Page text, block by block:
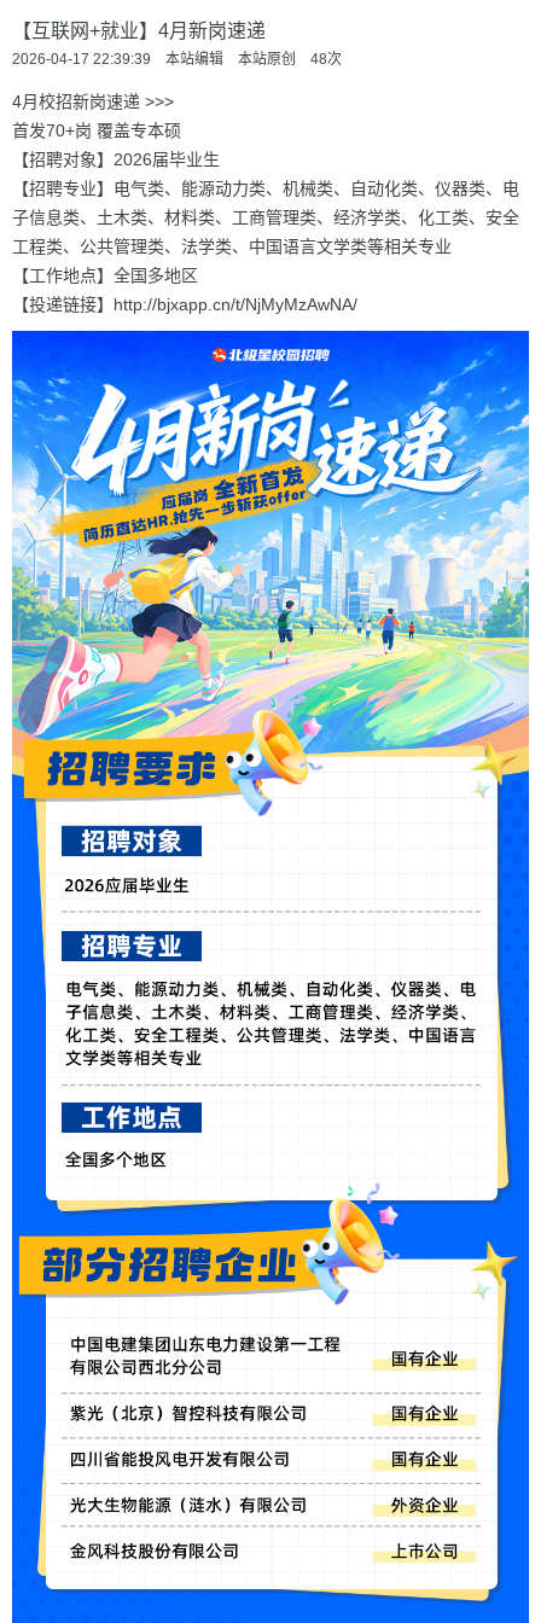
【互联网+就业】4月新岗速递
2026-04-17 22:39:39 本站编辑 本站原创 48次
4月校招新岗速递 >>>
首发70+岗 覆盖专本硕
【招聘对象】2026届毕业生
【招聘专业】电气类、能源动力类、机械类、自动化类、仪器类、电
子信息类、土木类、材料类、工商管理类、经济学类、化工类、安全
工程类、公共管理类、法学类、中国语言文学类等相关专业
【工作地点】全国多地区
【投递链接】http://bjxapp.cn/t/NjMyMzAwNA/